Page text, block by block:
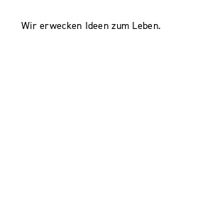
Wir erwecken Ideen zum Leben.